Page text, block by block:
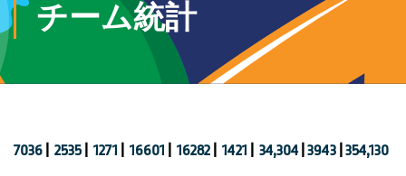
チーム統計
7036 2535 1271 16601 16282 1421 34,304 3943 354,130